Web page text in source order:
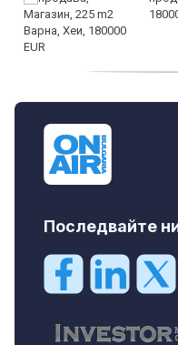
Последвайте